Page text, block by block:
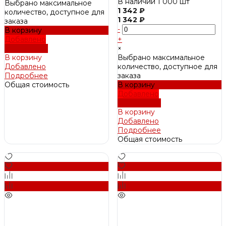
Выбрано максимальное
количество, доступное для
заказа
В корзину
Добавлено
В корзину
Добавлено
Подробнее
Общая стоимость
1 342 ₽
1 342 ₽
-
+
×
Выбрано максимальное
количество, доступное для
заказа
В корзину
Добавлено
В корзину
Добавлено
Подробнее
Общая стоимость